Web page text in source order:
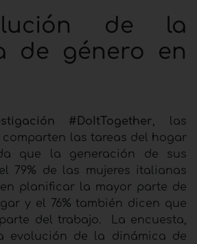
de la
de género en
#DoItTogether, las
las tareas del hogar
que la generación de sus
79% de las mujeres italianas
planificar la mayor parte de
y el 76% también dicen que
del trabajo. La encuesta,
evolución de la dinámica de